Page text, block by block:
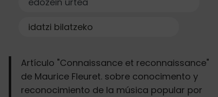
Artículo "Connaissance et reconnaissance"
de Maurice Fleuret. sobre conocimento y
reconocimiento de la música popular por